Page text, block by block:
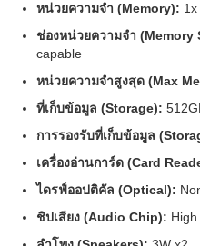
หน่วยความจำ (Memory):
ช่องหน่วยความจำ (Memory
capable
หน่วยความจำสูงสุด (Max
ที่เก็บข้อมูล (Storage):
การรองรับที่เก็บข้อมูล
เครื่องอ่านการ์ด (Card
ไดรฟ์ออปติคัล (Optical):
ชิปเสียง (Audio Chip):